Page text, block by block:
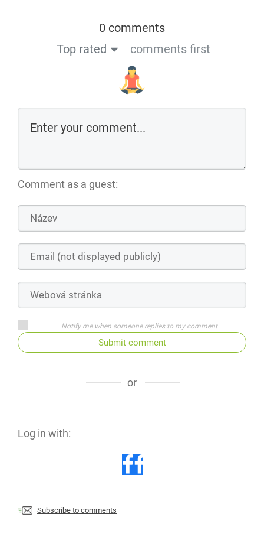
0 comments
Top rated
comments first
Comment as a guest:
Notify me when someone replies to my comment
Submit comment
or
Log in with:
Subscribe to comments